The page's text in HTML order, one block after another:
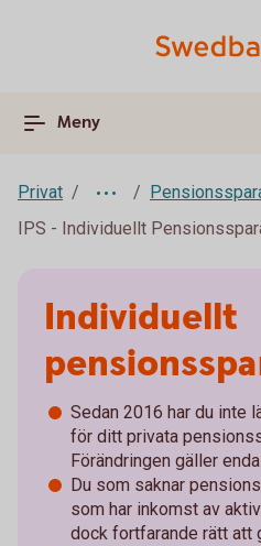
Meny
Privat
IPS - Individuellt
Individuellt
Sedan 2016 har du inte
för ditt privata
Förändringen gäller
Du som saknar
som har inkomst av
dock fortfarande rätt att